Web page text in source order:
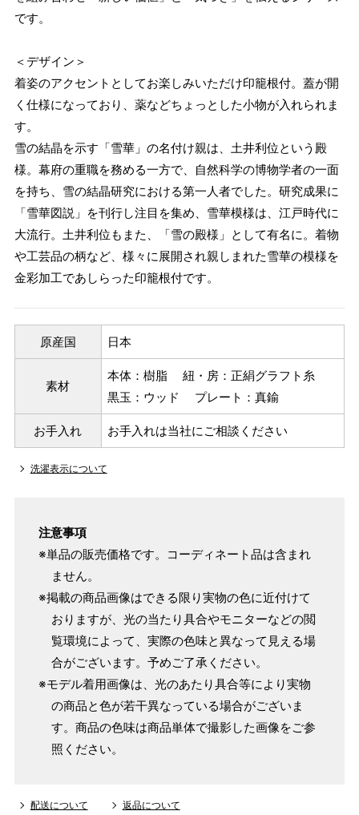
です。
＜デザイン＞
着姿のアクセントとしてお楽しみいただけ印籠根付。蓋が開
く仕様になっており、薬などちょっとした小物が入れられま
す。
雪の結晶を示す「雪華」の名付け親は、土井利位という殿
様。幕府の重職を務める一方で、自然科学の博物学者の一面
を持ち、雪の結晶研究における第一人者でした。研究成果に
「雪華図説」を刊行し注目を集め、雪華模様は、江戸時代に
大流行。土井利位もまた、「雪の殿様」として有名に。着物
や工芸品の柄など、様々に展開され親しまれた雪華の模様を
金彩加工であしらった印籠根付です。
原産国 日本
素材
本体：樹脂 紐・房：正絹グラフト糸
黒玉：ウッド プレート：真鍮
お手入れ お手入れは当社にご相談ください
洗濯表示について
注意事項
※単品の販売価格です。コーディネート品は含まれ
ません。
※掲載の商品画像はできる限り実物の色に近付けて
おりますが、光の当たり具合やモニターなどの閲
覧環境によって、実際の色味と異なって見える場
合がございます。予めご了承ください。
※モデル着用画像は、光のあたり具合等により実物
の商品と色が若干異なっている場合がございま
す。商品の色味は商品単体で撮影した画像をご参
照ください。
配送について 返品について